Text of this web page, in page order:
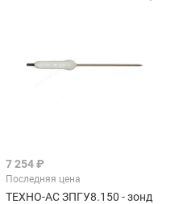
7 254 ₽
Последняя цена
ТЕХНО-АС ЗПГУ8.150 - зонд